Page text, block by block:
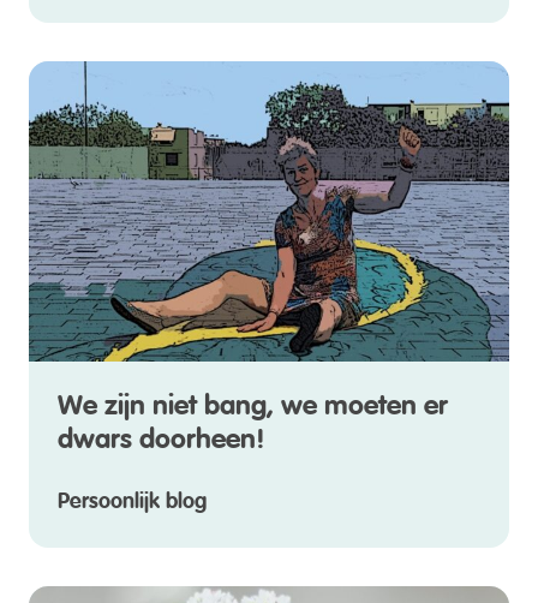
We zijn niet bang, we moeten er
dwars doorheen!
Persoonlijk blog